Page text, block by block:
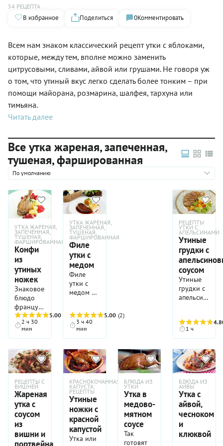
54 РЕЦЕПТА
В избранное Поделиться 0Комментировать
Всем нам знаком классический рецепт утки с яблоками,
которые, между тем, вполне можно заменить
цитрусовыми, сливами, айвой или грушами. Не говоря уж
о том, что утиный вкус легко сделать более тонким – при
помощи майорана, розмарина, шалфея, тархуна или
тимьяна.
Читать далее
Все утка жареная, запеченная,
тушеная, фаршированная
По умолчанию
УТКА ЖАРЕНАЯ,
ЗАПЕЧЕННАЯ,
ТУШЕНАЯ,
ФАРШИРОВАННАЯ
Конфи
из
утиных
ножек
Знаковое
блюдо
французской
кухни —
конфи из
утиных
сегодня
подают и
в простых
семейных
кафе, и в
ресторанах
высокой
кухни —
в том
числе
мишленовских.
5.00
(4)
2 ч 30
мин
УТКА ЖАРЕНАЯ,
ЗАПЕЧЕННАЯ,
ТУШЕНАЯ,
ФАРШИРОВАННАЯ
Филе
утки с
медом
Филе
утки с
медом —
по своей
сути и в
подаче
блюдо.
здесь как
двойной
агент:
сначала
участвует
в
мариновании
филе, а
затем,
при
5.00 (2)
3 ч 40
мин
РЕЦЕПТЫ
УТКИ С
АПЕЛЬСИНАМИ
Утиные
грудки с
соусом
Утиные
грудки с
апельсиновым
которое
сделает
любой
зимний
день. От
одних
только
ароматов
становится
тепло и
радостно.
Мед,
1 ч
РЕЦЕПТЫ С
ВИШНЕЙ
Жареная
утка с
соусом
из
вишни и
КРАСНОКОЧАННАЯ
КАПУСТА:
РЕЦЕПТЫ
Утиные
ножки с
красной
капустой
Утка или
БЛЮДА ИЗ
УТКИ
Утка в
медово-
мятном
соусе
Так
готовят
БЛЮДА ИЗ
АЙВЫ
Утка с
айвой,
чесноком
и
клюквой